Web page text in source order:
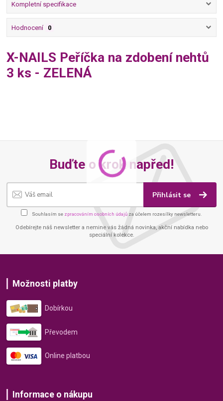
Kompletní specifikace
Hodnocení 0
X-NAILS Peříčka na zdobení nehtů
3 ks - ZELENÁ
Buďte o krok napřed!
Přihlásit se
Souhlasím se zpracováním osobních údajů za účelem rozesílky newsletteru.
Odebírejte náš newsletter a nemine vás žádná novinka, akční nabídka nebo
speciální kolekce.
Možnosti platby
Dobírkou
Převodem
Online platbou
Informace o nákupu